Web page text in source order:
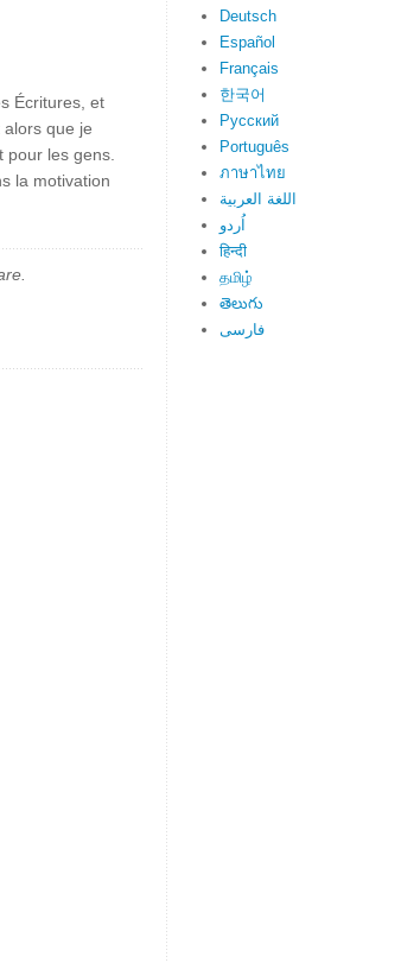
Écritures, et
que je
les gens.
la motivation
Deutsch
Español
Français
한국어
Русский
Português
ภาษาไทย
اللغة العربية
اُردو
हिन्दी
தமிழ்
తెలుగు
فارسی